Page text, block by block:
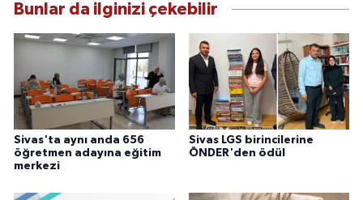
Bunlar da ilginizi çekebilir
Sivas'ta aynı anda 656
öğretmen adayına eğitim
merkezi
Sivas LGS birincilerine
ÖNDER'den ödül